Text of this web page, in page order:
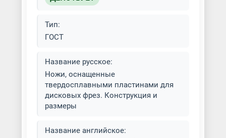
Тип:
ГОСТ
Название русское:
Ножи, оснащенные
твердосплавными пластинами для
дисковых фрез. Конструкция и
размеры
Название английское: